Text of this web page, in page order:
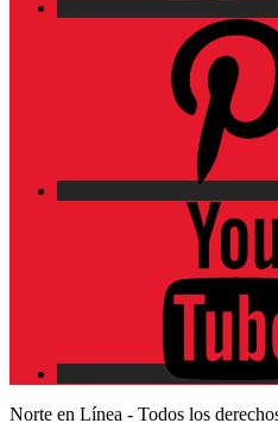
Norte en Línea - Todos los